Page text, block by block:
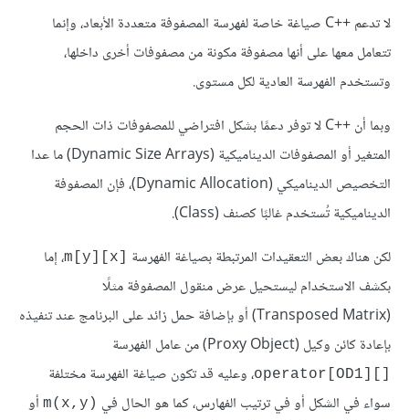
لا تدعم C++‎ صياغة خاصة لفهرسة المصفوفة متعددة الأبعاد، وإنما
تتعامل معها على أنها مصفوفة مكونة من مصفوفات أخرى داخلها،
وتستخدم الفهرسة العادية لكل مستوى.
وبما أن C++‎ لا توفر دعمًا بشكل افتراضي للمصفوفات ذات الحجم
المتغير أو المصفوفات الديناميكية (Dynamic Size Arrays) ما عدا
التخصيص الديناميكي (Dynamic Allocation)، فإن المصفوفة
الديناميكية تُستخدم غالبًا كصنف (Class).
لكن هناك بعض التعقيدات المرتبطة بصياغة الفهرسة
m[y][x]‎، إما
بكشف الاستخدام ليستحيل عرض منقول المصفوفة مثلًا
(Transposed Matrix) أو بإضافة حمل زائد على البرنامج عند تنفيذه
بإعادة كائن وكيل (Proxy Object) من عامل الفهرسة
operator[OD1][]‎، وعليه قد تكون صياغة الفهرسة مختلفة
سواء في الشكل أو في ترتيب الفهارس، كما هو الحال في m(x,y)‎ أو